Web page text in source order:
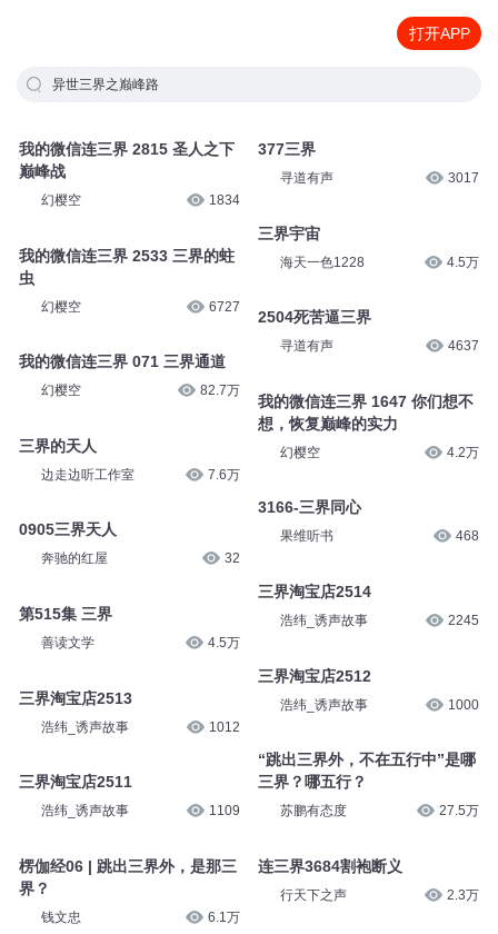
打开APP
异世三界之巅峰路
我的微信连三界 2815 圣人之下
巅峰战
幻樱空 1834
我的微信连三界 2533 三界的蛀
虫
幻樱空 6727
我的微信连三界 071 三界通道
幻樱空 82.7万
三界的天人
边走边听工作室 7.6万
0905三界天人
奔驰的红屋 32
第515集 三界
善读文学 4.5万
三界淘宝店2513
浩纬_诱声故事 1012
三界淘宝店2511
浩纬_诱声故事 1109
楞伽经06 | 跳出三界外，是那三
界？
钱文忠 6.1万
377三界
寻道有声 3017
三界宇宙
海天一色1228 4.5万
2504死苦逼三界
寻道有声 4637
我的微信连三界 1647 你们想不
想，恢复巅峰的实力
幻樱空 4.2万
3166-三界同心
果维听书 468
三界淘宝店2514
浩纬_诱声故事 2245
三界淘宝店2512
浩纬_诱声故事 1000
“跳出三界外，不在五行中”是哪
三界？哪五行？
苏鹏有态度 27.5万
连三界3684割袍断义
行天下之声 2.3万